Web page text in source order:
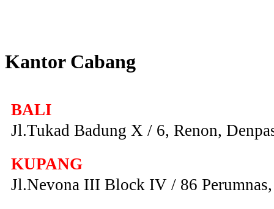
Kantor Cabang
BALI
Jl.Tukad Badung X / 6, Renon,
KUPANG
Jl.Nevona III Block IV / 86